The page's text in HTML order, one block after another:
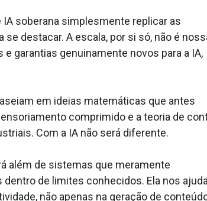
IA soberana simplesmente replicar as
se destacar. A escala, por si só, não é
garantias genuinamente novos para a IA,
em ideias matemáticas que antes
comprimido e a teoria de
Com a IA não será diferente.
além de sistemas que meramente
de limites conhecidos. Ela nos
não apenas na geração de